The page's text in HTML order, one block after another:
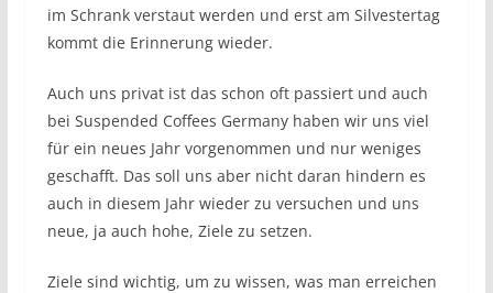
im Schrank verstaut werden und erst am Silvestertag
kommt die Erinnerung wieder.
Auch uns privat ist das schon oft passiert und auch
bei Suspended Coffees Germany haben wir uns viel
für ein neues Jahr vorgenommen und nur weniges
geschafft. Das soll uns aber nicht daran hindern es
auch in diesem Jahr wieder zu versuchen und uns
neue, ja auch hohe, Ziele zu setzen.
Ziele sind wichtig, um zu wissen, was man erreichen